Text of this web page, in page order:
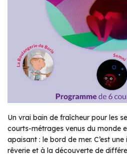
Un vrai bain de fraîcheur pour les
courts-métrages venus du monde
apaisant : le bord de mer. C’est
rêverie et à la découverte de